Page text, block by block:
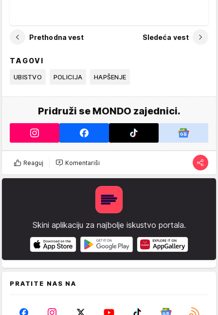
Prethodna vest Sledeća vest
TAGOVI
UBISTVO POLICIJA HAPŠENJE
Pridruži se MONDO zajednici.
Reaguj Komentariši
Skini aplikaciju za najbolje iskustvo portala.
PRATITE NAS NA